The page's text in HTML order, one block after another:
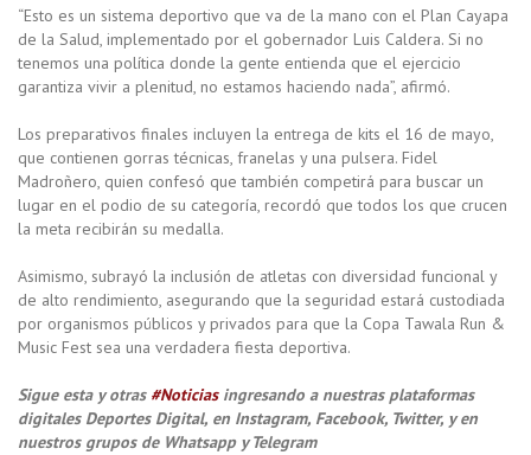
“Esto es un sistema deportivo que va de la mano con el Plan Cayapa
de la Salud, implementado por el gobernador Luis Caldera. Si no
tenemos una política donde la gente entienda que el ejercicio
garantiza vivir a plenitud, no estamos haciendo nada”, afirmó.
Los preparativos finales incluyen la entrega de kits el 16 de mayo,
que contienen gorras técnicas, franelas y una pulsera. Fidel
Madroñero, quien confesó que también competirá para buscar un
lugar en el podio de su categoría, recordó que todos los que crucen
la meta recibirán su medalla.
Asimismo, subrayó la inclusión de atletas con diversidad funcional y
de alto rendimiento, asegurando que la seguridad estará custodiada
por organismos públicos y privados para que la Copa Tawala Run &
Music Fest sea una verdadera fiesta deportiva.
Sigue esta y otras #Noticiasingresando a nuestras plataformas
digitales Deportes Digital, en Instagram, Facebook, Twitter, y en
nuestros grupos de Whatsapp y Telegram